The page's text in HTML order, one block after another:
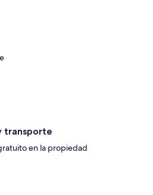
transporte
en la propiedad